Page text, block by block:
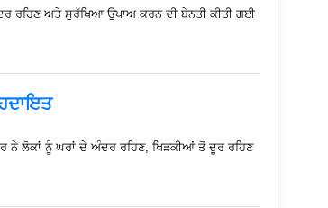
ਰਹਿਣ ਅਤੇ ਸੁਰੱਖਿਆ ਉਪਾਅ ਕਰਨ ਦੀ ਬੇਨਤੀ ਕੀਤੀ ਗਈ
ਨੇ ਲੋਕਾਂ ਨੂੰ ਘਰਾਂ ਦੇ ਅੰਦਰ ਰਹਿਣ, ਖਿੜਕੀਆਂ ਤੋਂ ਦੂਰ ਰਹਿਣ